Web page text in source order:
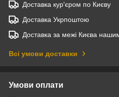
Доставка кур'єром по Києву
Доставка Укрпоштою
Доставка за межі Києва
Всі умови доставки
Умови оплати